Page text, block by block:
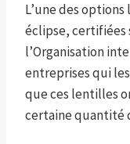
L’une des
éclipse, certifiées
l’Organisation
entreprises qui
que ces lentilles
certaine quantité